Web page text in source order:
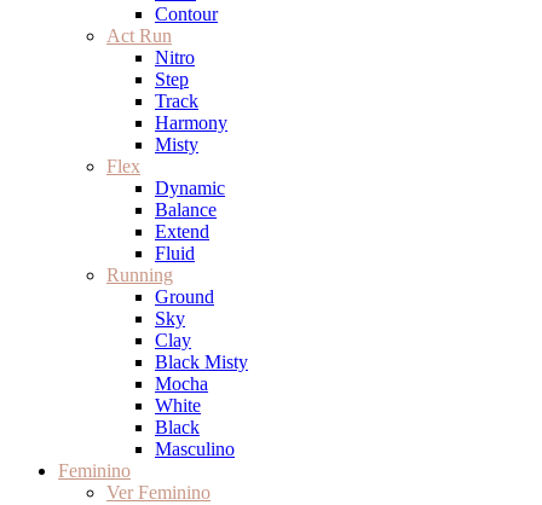
Contour
Act Run
Nitro
Step
Track
Harmony
Misty
Flex
Dynamic
Balance
Extend
Fluid
Running
Ground
Sky
Clay
Black Misty
Mocha
White
Black
Masculino
Feminino
Ver Feminino